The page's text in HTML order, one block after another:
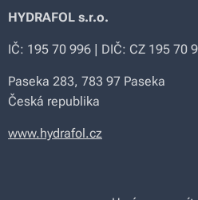
HYDRAFOL s.r.o.
IČ: 195 70 996 | DIČ: CZ 195 70
Paseka 283, 783 97 Paseka
Česká republika
www.hydrafol.cz